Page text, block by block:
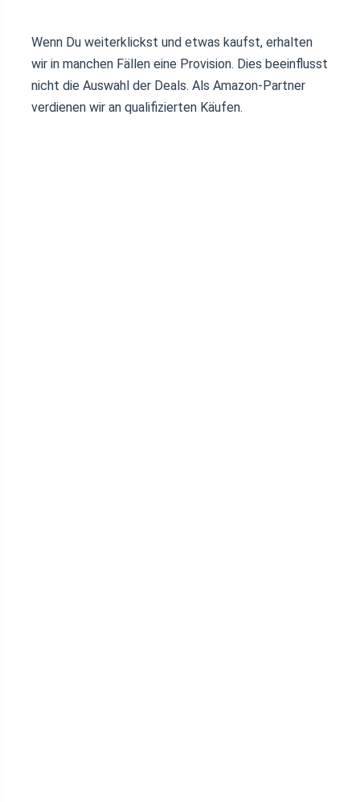
Wenn Du weiterklickst und etwas kaufst, erhalten
wir in manchen Fällen eine Provision. Dies beeinflusst
nicht die Auswahl der Deals. Als Amazon-Partner
verdienen wir an qualifizierten Käufen.